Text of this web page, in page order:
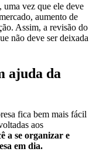
uma vez que ele deve
aumento de
Assim, a revisão do
não deve ser deixada
ajuda da
fica bem mais fácil
aos
a se organizar e
em dia.